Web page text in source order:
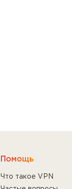
Помощь
Что такое VPN